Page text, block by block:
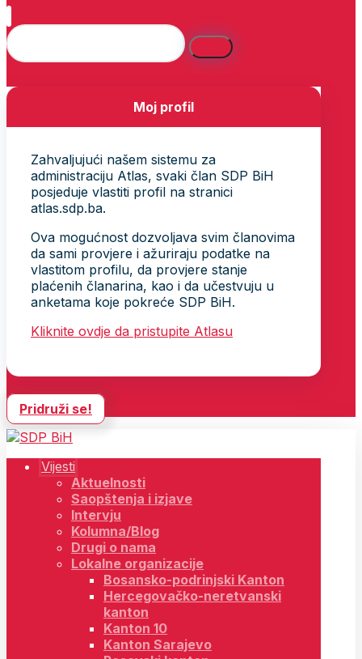
Moj profil
Zahvaljujući našem sistemu za
administraciju Atlas, svaki član SDP BiH
posjeduje vlastiti profil na stranici
atlas.sdp.ba.
Ova mogućnost dozvoljava svim članovima
da sami provjere i ažuriraju podatke na
vlastitom profilu, da provjere stanje
plaćenih članarina, kao i da učestvuju u
anketama koje pokreće SDP BiH.
Kliknite ovdje da pristupite Atlasu
Pridruži se!
Vijesti
Aktuelnosti
Saopštenja i izjave
Intervju
Kolumna/Blog
Drugi o nama
Lokalne organizacije
Bosansko-podrinjski Kanton
Hercegovačko-neretvanski
kanton
Kanton 10
Kanton Sarajevo